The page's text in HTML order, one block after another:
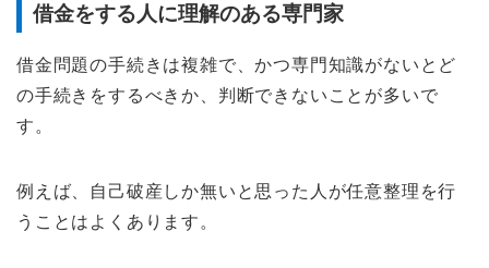
借金をする人に理解のある専門家
借金問題の手続きは複雑で、かつ専門知識がないとど
の手続きをするべきか、判断できないことが多いで
す。
例えば、自己破産しか無いと思った人が任意整理を行
うことはよくあります。